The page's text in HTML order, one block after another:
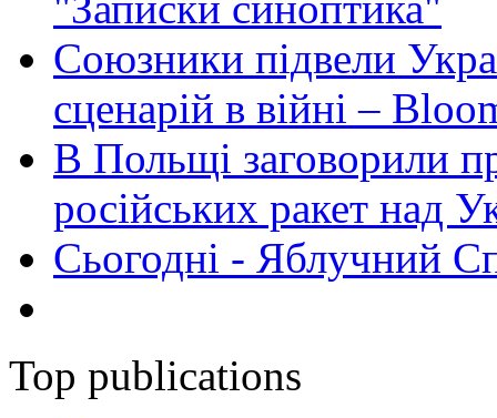
Союзники підвели
сценарій в війні –
В Польщі заговорили
російських ракет над
Сьогодні - Яблучний
Top publications